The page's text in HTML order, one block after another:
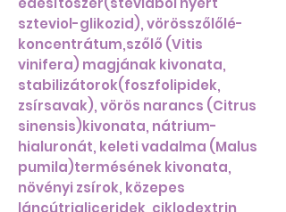
szteviol-glikozid), vörösszőlőlé-
koncentrátum,szőlő (Vitis
vinifera) magjának kivonata,
stabilizátorok(foszfolipidek,
zsírsavak), vörös narancs (Citrus
sinensis)kivonata, nátrium-
hialuronát, keleti vadalma (Malus
pumila)termésének kivonata,
növényi zsírok, közepes
láncútrigliceridek, ciklodextrin,